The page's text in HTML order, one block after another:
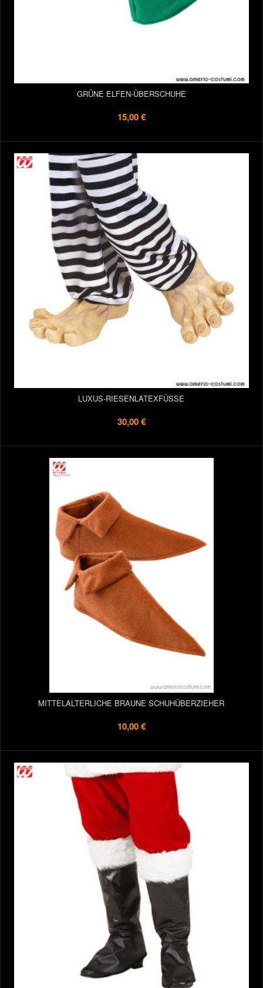
GRÜNE ELFEN-ÜBERSCHUHE
15,00 €
LUXUS-RIESENLATEXFÜSSE
30,00 €
MITTELALTERLICHE BRAUNE SCHUHÜBERZIEHER
10,00 €